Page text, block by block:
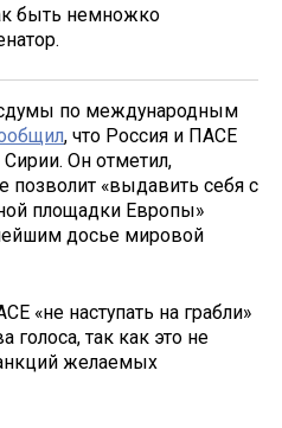
быть немножко
по международным
, что Россия и ПАСЕ
Сирии. Он отметил,
позволит «выдавить себя с
площадки Европы»
досье мировой
«не наступать на грабли»
голоса, так как это не
желаемых